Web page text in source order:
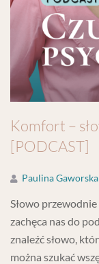
Komfort –
[PODCAST]
Paulina Gaworska
Słowo
zachęca nas do
znaleźć słowo,
można szukać